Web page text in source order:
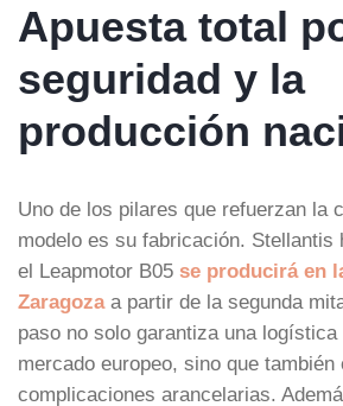
Apuesta total
seguridad y la
producción
Uno de los pilares que refuerzan la
modelo es su fabricación. Stellantis
el Leapmotor B05 se producirá en
Zaragozaa partir de la segunda
paso no solo garantiza una
mercado europeo, sino que también
complicaciones arancelarias.